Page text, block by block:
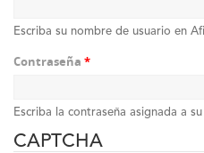
Escriba su nombre de usuario en
Contraseña *
Escriba la contraseña asignada a
CAPTCHA